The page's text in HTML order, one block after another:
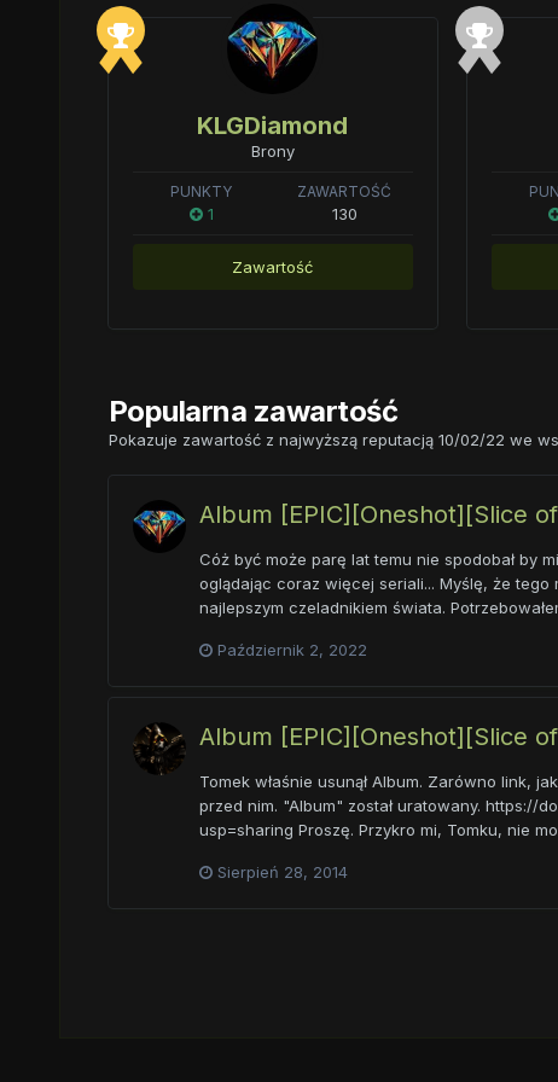
KLGDiamond
Brony
PUNKTY
1
ZAWARTOŚĆ
130
Zawartość
Popularna zawartość
Pokazuje zawartość z najwyższą reputacją 10/02/22 we
Album [EPIC][Oneshot][Slice
Cóż być może parę lat temu nie spodobał by
oglądając coraz więcej seriali... Myślę, że tego
najlepszym czeladnikiem świata.
Październik 2, 2022
Album [EPIC][Oneshot][Slice
Tomek właśnie usunął Album. Zarówno link,
przed nim. "Album" został uratowany. https://
usp=sharing Proszę. Przykro mi, Tomku, nie
Sierpień 28, 2014